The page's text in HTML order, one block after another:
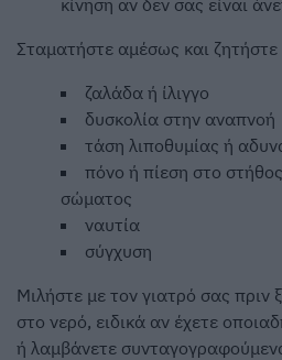
Σταματήστε αμέσως και
ζαλάδα ή ίλιγγο
δυσκολία στην αναπνοή
τάση λιποθυμίας ή
πόνο ή πίεση στο
σώματος
ναυτία
σύγχυση
Μιλήστε με τον γιατρό σας πριν
στο νερό, ειδικά αν έχετε
ή λαμβάνετε